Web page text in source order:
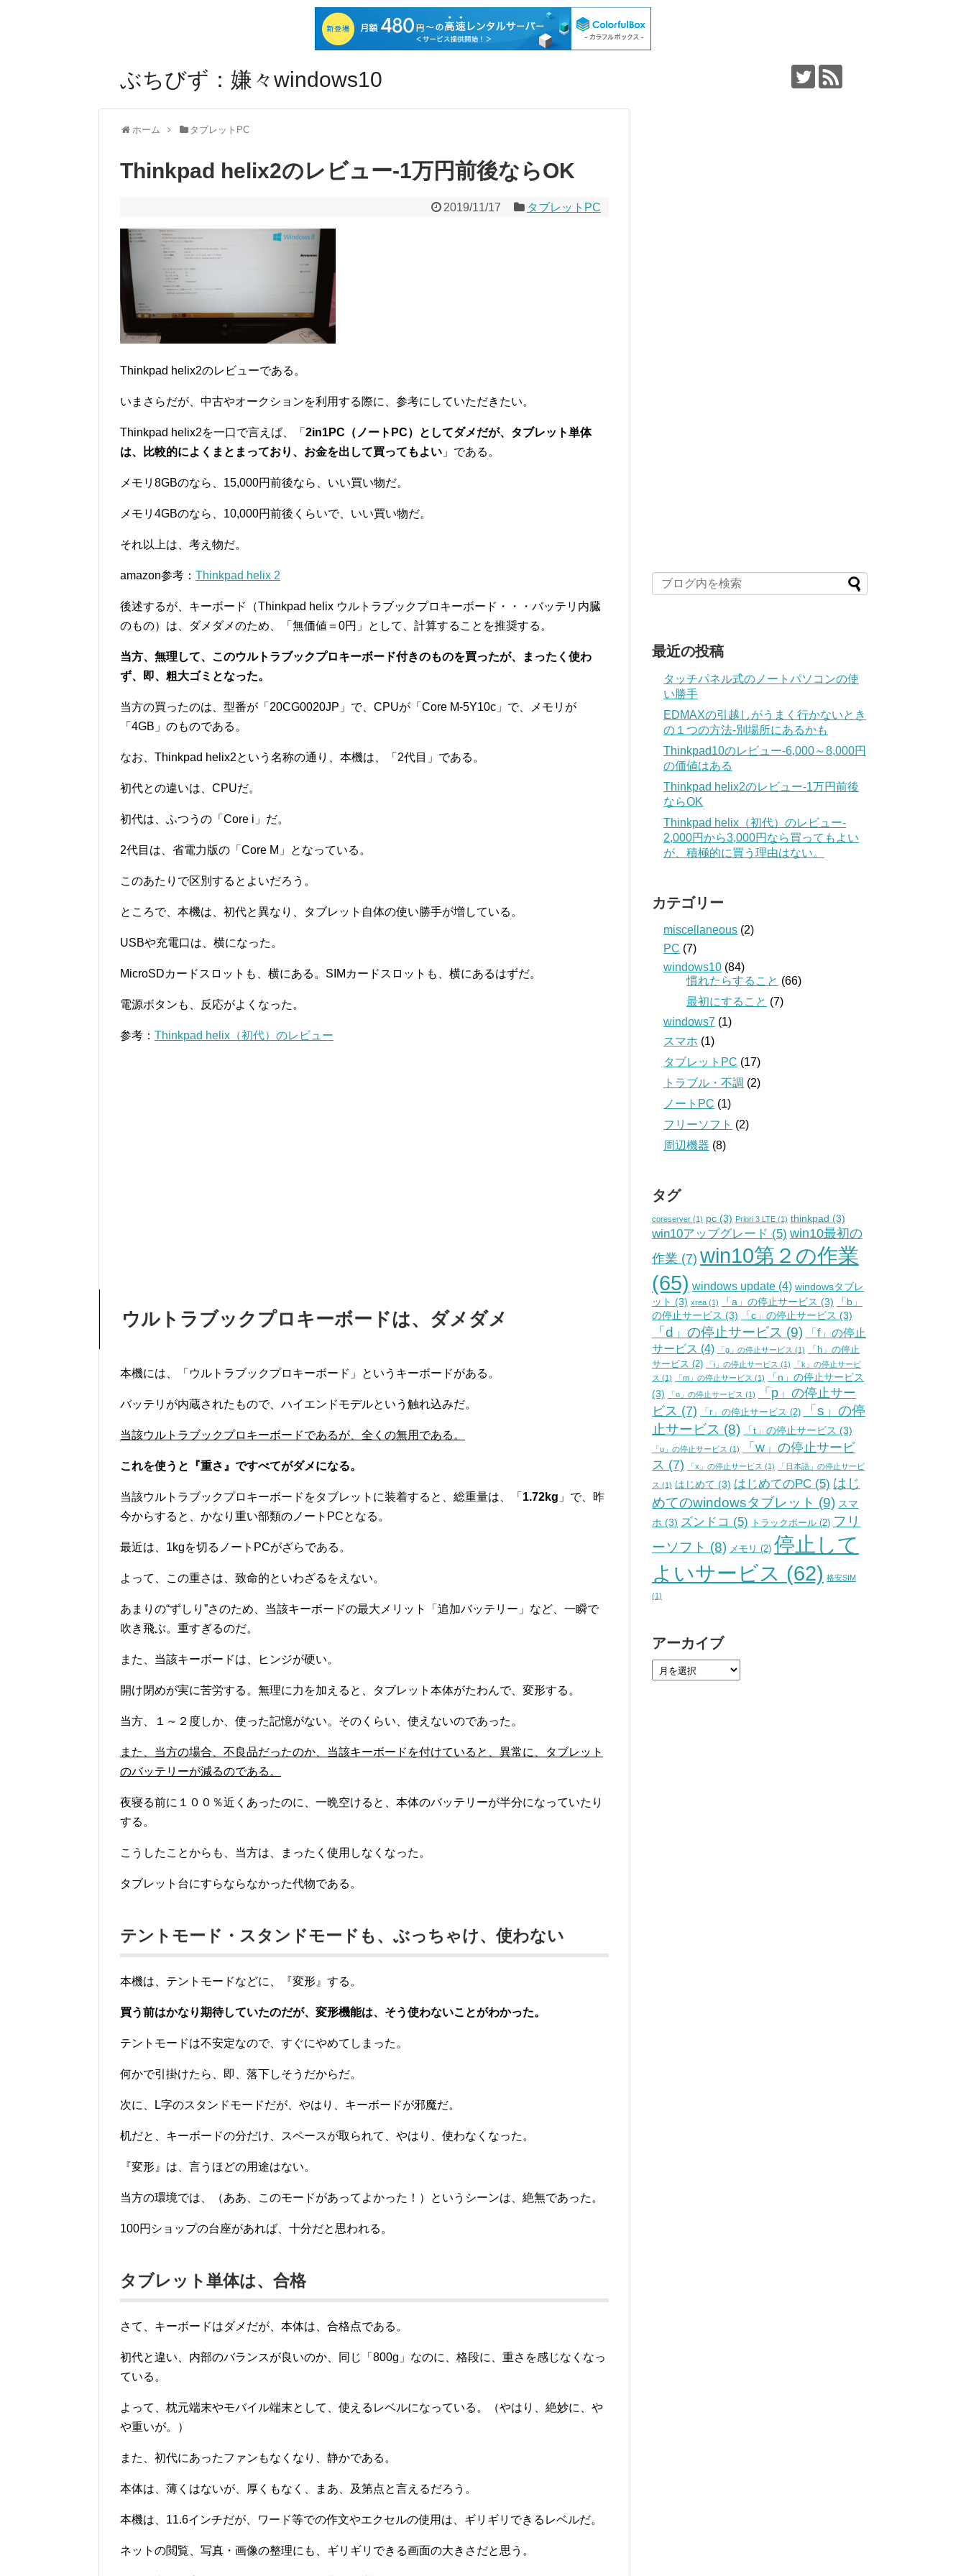
ぶちびず：嫌々windows10
ホーム タブレットPC
Thinkpad helix2のレビュー‐1万円前後ならOK
2019/11/17 タブレットPC
Thinkpad helix2のレビューである。
いまさらだが、中古やオークションを利用する際に、参考にしていただきたい。
Thinkpad helix2を一口で言えば、「 2in1PC（ノートPC）としてダメだが、タブレット単体
は、比較的によくまとまっており、お金を出して買ってもよい 」である。
メモリ8GBのなら、15,000円前後なら、いい買い物だ。
メモリ4GBのなら、10,000円前後くらいで、いい買い物だ。
それ以上は、考え物だ。
amazon参考： Thinkpad helix 2
後述するが、キーボード（Thinkpad helix ウルトラブックプロキーボード・・・バッテリ内臓
のもの）は、ダメダメのため、「無価値＝0円」として、計算することを推奨する。
当方、無理して、このウルトラブックプロキーボード付きのものを買ったが、まったく使わ
ず、即、粗大ゴミとなった。
当方の買ったのは、型番が「20CG0020JP」で、CPUが「Core M-5Y10c」で、メモリが
「4GB」のものである。
なお、Thinkpad helix2という名称の通り、本機は、「2代目」である。
初代との違いは、CPUだ。
初代は、ふつうの「Core i」だ。
2代目は、省電力版の「Core M」となっている。
このあたりで区別するとよいだろう。
ところで、本機は、初代と異なり、タブレット自体の使い勝手が増している。
USBや充電口は、横になった。
MicroSDカードスロットも、横にある。SIMカードスロットも、横にあるはずだ。
電源ボタンも、反応がよくなった。
参考： Thinkpad helix（初代）のレビュー
ウルトラブックプロキーボードは、ダメダメ
本機には、「ウルトラブックプロキーボード」というキーボードがある。
バッテリが内蔵されたもので、ハイエンドモデルという触れ込みだ。
当該ウルトラブックプロキーボードであるが、全くの無用である。
これを使うと『重さ』ですべてがダメになる。
当該ウルトラブックプロキーボードをタブレットに装着すると、総重量は、「 1.72kg 」で、昨
今からすると、かなり重い部類のノートPCとなる。
最近は、1kgを切るノートPCがざらである。
よって、この重さは、致命的といわざるをえない。
あまりの“ずしり”さのため、当該キーボードの最大メリット「追加バッテリー」など、一瞬で
吹き飛ぶ。重すぎるのだ。
また、当該キーボードは、ヒンジが硬い。
開け閉めが実に苦労する。無理に力を加えると、タブレット本体がたわんで、変形する。
当方、１～２度しか、使った記憶がない。そのくらい、使えないのであった。
また、当方の場合、不良品だったのか、当該キーボードを付けていると、異常に、タブレット
のバッテリーが減るのである。
夜寝る前に１００％近くあったのに、一晩空けると、本体のバッテリーが半分になっていたり
する。
こうしたことからも、当方は、まったく使用しなくなった。
タブレット台にすらならなかった代物である。
テントモード・スタンドモードも、ぶっちゃけ、使わない
本機は、テントモードなどに、『変形』する。
買う前はかなり期待していたのだが、変形機能は、そう使わないことがわかった。
テントモードは不安定なので、すぐにやめてしまった。
何かで引掛けたら、即、落下しそうだからだ。
次に、L字のスタンドモードだが、やはり、キーボードが邪魔だ。
机だと、キーボードの分だけ、スペースが取られて、やはり、使わなくなった。
『変形』は、言うほどの用途はない。
当方の環境では、（ああ、このモードがあってよかった！）というシーンは、絶無であった。
100円ショップの台座があれば、十分だと思われる。
タブレット単体は、合格
さて、キーボードはダメだが、本体は、合格点である。
初代と違い、内部のバランスが良いのか、同じ「800g」なのに、格段に、重さを感じなくなっ
ている。
よって、枕元端末やモバイル端末として、使えるレベルになっている。（やはり、絶妙に、や
や重いが。）
また、初代にあったファンもなくなり、静かである。
本体は、薄くはないが、厚くもなく、まあ、及第点と言えるだろう。
本機は、11.6インチだが、ワード等での作文やエクセルの使用は、ギリギリできるレベルだ。
ネットの閲覧、写真・画像の整理にも、ギリギリできる画面の大きさだと思う。
最近の投稿
タッチパネル式のノートパソコンの使
い勝手
EDMAXの引越しがうまく行かないとき
の１つの方法‐別場所にあるかも
Thinkpad10のレビュー‐6,000～8,000円
の価値はある
Thinkpad helix2のレビュー‐1万円前後
ならOK
Thinkpad helix（初代）のレビュー‐
2,000円から3,000円なら買ってもよい
が、積極的に買う理由はない。
カテゴリー
miscellaneous (2)
PC (7)
windows10 (84)
慣れたらすること (66)
最初にすること (7)
windows7 (1)
スマホ (1)
タブレットPC (17)
トラブル・不調 (2)
ノートPC (1)
フリーソフト (2)
周辺機器 (8)
タグ
coreserver (1) pc (3) Priori 3 LTE (1) thinkpad (3)
win10アップグレード (5) win10最初の
作業 (7) win10第２の作業
(65) windows update (4) windowsタブレ
ット (3) xrea (1) 「a」の停止サービス (3)
「b」
の停止サービス (3) 「c」の停止サービス (3)
「d」の停止サービス (9)
「f」の停止
サービス (4) 「g」の停止サービス (1)
「h」の停止
サービス (2) 「i」の停止サービス (1)
「k」の停止サービ
ス (1) 「m」の停止サービス (1)
「n」の停止サービス
(3)
「o」の停止サービス (1)
「p」の停止サー
ビス (7) 「r」の停止サービス (2)
「s」の停
止サービス (8) 「t」の停止サービス (3)
「u」の停止サービス (1)
「w」の停止サービ
ス (7) 「x」の停止サービス (1) 「日本語」の停止サービ
ス (1) はじめて (3) はじめてのPC (5) はじ
めてのwindowsタブレット (9) スマ
ホ (3) ズンドコ (5) トラックボール (2) フリ
ーソフト (8) メモリ (2) 停止して
よいサービス (62) 格安SIM
(1)
アーカイブ